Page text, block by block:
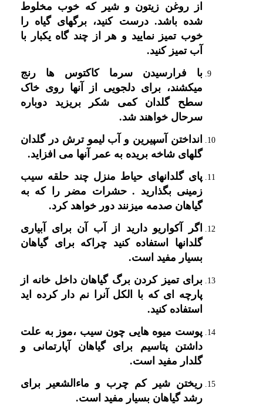
از روغن زیتون و شیر که خوب مخلوط
شده باشد. درست کنید، برگهای گیاه را
خوب تمیز نمایید و هر از چند گاه یکبار با
آب تمیز کنید.
با فرارسیدن سرما کاکتوس ها رنج
میکشند، برای دلجویی از آنها روی خاک
سطح گلدان کمی شکر بریزید دوباره
سرحال خواهند شد.
انداختن آسپیرین و آب لیمو ترش در گلدان
گلهای شاخه بریده به عمر آنها می افزاید.
پای گلدانهای حیاط منزل چند حلقه سیب
زمینی بگذارید . حشرات مضر را که به
گیاهان صدمه میزنند دور خواهد کرد.
اگر آکواریو دارید از آب آن برای آبیاری
گلدانها استفاده کنید چراکه برای گیاهان
بسیار مفید است.
برای تمیز کردن برگ گیاهان داخل خانه از
پارچه ای که با الکل آنرا نم دار کرده اید
استفاده کنید.
پوست میوه هایی چون سیب ،موز به علت
داشتن پتاسیم برای گیاهان آپارتمانی و
گلدار مفید است.
ریختن شیر کم چرب و ماءالشعیر برای
رشد گیاهان بسیار مفید است.